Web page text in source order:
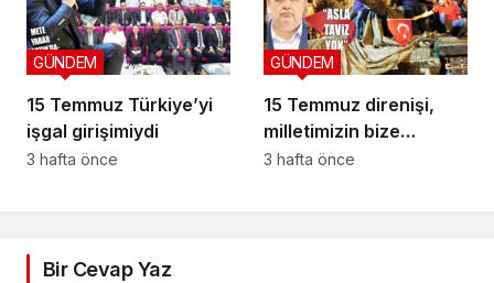
15 Temmuz Türkiye’yi
işgal girişimiydi
GÜNDEM
3 hafta önce
15 Temmuz direnişi,
milletimizin bize
yüklediği tarihi
GÜNDEM
3 hafta önce
Bir Cevap Yaz